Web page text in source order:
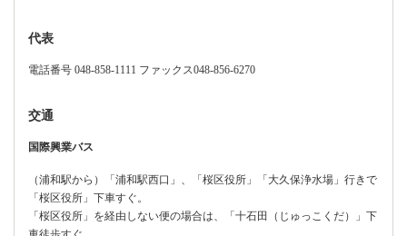
代表
電話番号 048-858-1111 ファックス048-856-6270
交通
国際興業バス
（浦和駅から）「浦和駅西口」、「桜区役所」「大久保浄水場」行きで
「桜区役所」下車すぐ。
「桜区役所」を経由しない便の場合は、「十石田（じゅっこくだ）」下